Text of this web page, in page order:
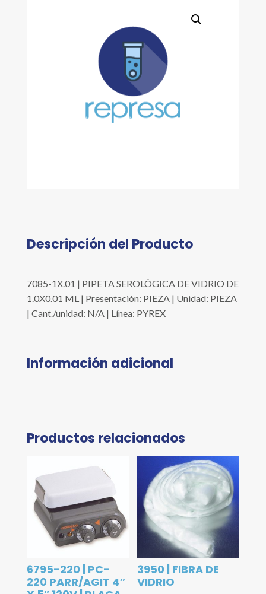
Descripción del Producto
7085-1X.01 | PIPETA SEROLÓGICA DE VIDRIO DE
1.0X0.01 ML | Presentación: PIEZA | Unidad: PIEZA
| Cant./unidad: N/A | Línea: PYREX
Información adicional
Productos relacionados
6795-220 | PC-
220 PARR/AGIT 4″
3950 | FIBRA DE
VIDRIO